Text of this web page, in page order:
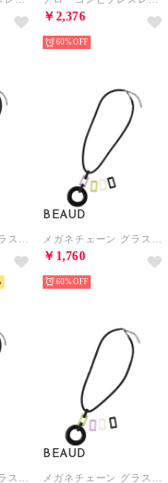
￥2,376
60%
BEAUD
￥1,760
60%
BEAUD